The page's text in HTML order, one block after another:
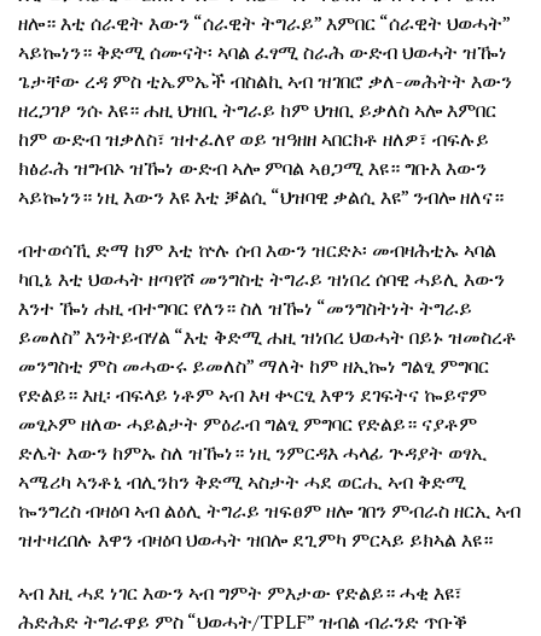
ዘሎ። እቲ ሰራዊት እውን “ሰራዊት ትግራይ” እምበር “ሰራዊት ህወሓት”
ኣይኰነን። ቅድሚ ሰሙናት፡ ኣባል ፈፃሚ ስራሕ ውድብ ህወሓት ዝዀነ
ጌታቸው ረዳ ምስ ቲኤምኤች ብስልኪ ኣብ ዝገበሮ ቃለ-መሕትት እውን
ዘረጋገፆ ንሱ እዩ። ሐዚ ህዝቢ ትግራይ ከም ህዝቢ ይቃለስ ኣሎ እምበር
ከም ውድብ ዝቃለስ፣ ዝተፈለየ ወይ ዝዓዘዘ ኣበርክቶ ዘለዎ፣ ብፍሉይ
ክፅራሕ ዝግብኦ ዝዀነ ውድብ ኣሎ ምባል ኣፀጋሚ እዩ። ግቡእ እውን
ኣይኰነን። ነዚ እውን እዩ እቲ ቓልሲ “ህዝባዊ ቃልሲ እዩ” ንብሎ ዘለና።
ብተወሳኺ ድማ ከም እቲ ኵሉ ሰብ እውን ዝርድኦ፡ መብዛሕቲኡ ኣባል
ካቢኔ እቲ ህወሓት ዘጣየሾ መንግስቲ ትግራይ ዝነበረ ሰባዊ ሓይሊ እውን
እንተ ዀነ ሐዚ ብተግባር የለን። ስለ ዝዀነ “መንግስትነት ትግራይ
ይመለስ” እንትይብሃል “እቲ ቅድሚ ሐዚ ዝነበረ ህወሓት በይኑ ዝመስረቶ
መንግስቲ ምስ መሓውሩ ይመለስ” ማለት ከም ዘኢኰነ ግልፂ ምግባር
የድልይ። እዚ፡ ብፍላይ ነቶም ኣብ እዛ ቍርፂ እዋን ደገፍትና ኰይኖም
መፂኦም ዘለው ሓይልታት ምዕራብ ግልፂ ምግባር የድልይ። ናያቶም
ድሌት እውን ከምኡ ስለ ዝዀነ። ነዚ ንምርዳእ ሓላፊ ጕዳያት ወፃኢ
ኣሜሪካ ኣንቶኒ ብሊንከን ቅድሚ ኣስታት ሓደ ወርሒ ኣብ ቅድሚ
ኰንግረስ ብዛዕባ ኣብ ልዕሊ ትግራይ ዝፍፀም ዘሎ ገበን ምብራስ ዘርኢ ኣብ
ዝተዛረበሉ እዋን ብዛዕባ ህወሓት ዝበሎ ደጊምካ ምርኣይ ይክኣል እዩ።
ኣብ እዚ ሓደ ነገር እውን ኣብ ግምት ምእታው የድልይ። ሓቂ እዩ፣
ሕድሕድ ትግራዋይ ምስ “ህወሓት/TPLF” ዝብል ብራንድ ጥቡቕ